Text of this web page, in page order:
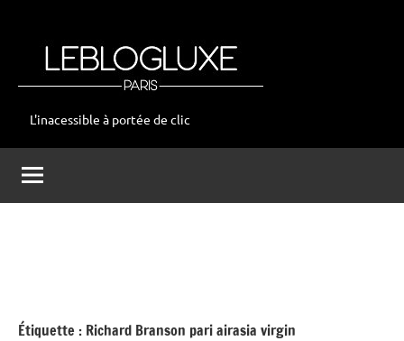
leblogluxe
L'inacessible à portée de clic
Étiquette : Richard Branson pari airasia virgin